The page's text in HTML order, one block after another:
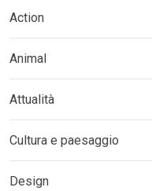
Action
Animal
Attualità
Cultura e paesaggio
Design